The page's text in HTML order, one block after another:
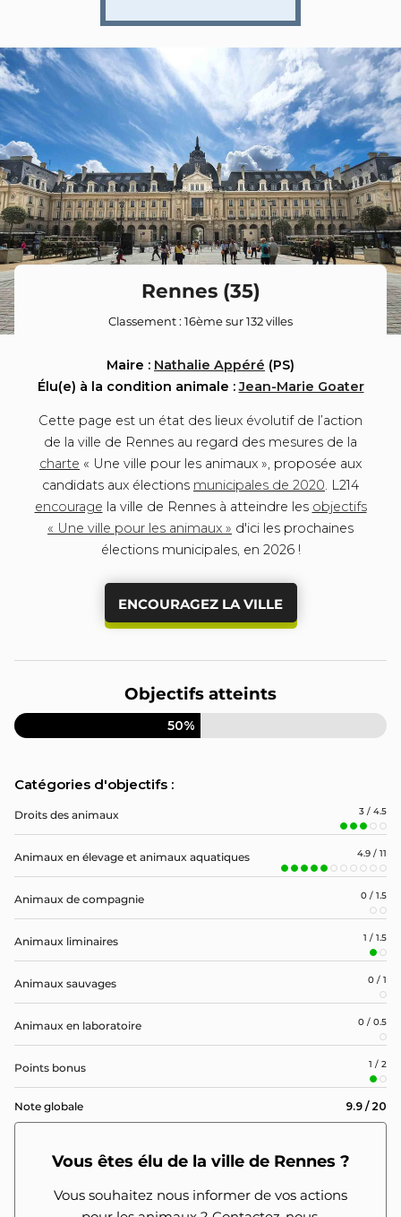
Rennes (35)
Classement : 16ème sur 132 villes
Maire : Nathalie Appéré (PS)
Élu(e) à la condition animale :Jean-Marie Goater
Cette page est un état des lieux évolutif de l’action
de la ville de Rennes au regard des mesures de la
charte « Une ville pour les animaux », proposée aux
candidats aux élections municipales de 2020. L214
encourage la ville de Rennes à atteindre les objectifs
« Une ville pour les animaux » d'ici les prochaines
élections municipales, en 2026 !
ENCOURAGEZ LA VILLE
Objectifs atteints
50%
Catégories d'objectifs :
Droits des animaux 3 / 4.5
Animaux en élevage et animaux aquatiques 4.9 / 11
Animaux de compagnie 0 / 1.5
Animaux liminaires 1 / 1.5
Animaux sauvages 0 / 1
Animaux en laboratoire 0 / 0.5
Points bonus 1 / 2
Note globale 9.9 / 20
Vous êtes élu de la ville de Rennes ?
Vous souhaitez nous informer de vos actions